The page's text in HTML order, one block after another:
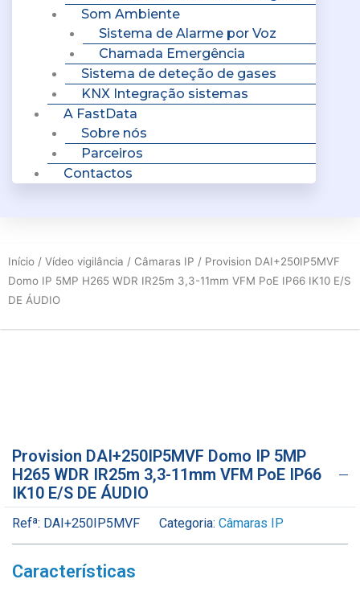
Som Ambiente
Sistema de Alarme por Voz
Chamada Emergência
Sistema de deteção de gases
KNX Integração sistemas
A FastData
Sobre nós
Parceiros
Contactos
Início / Vídeo vigilância / Câmaras IP / Provision DAI+250IP5MVF
Domo IP 5MP H265 WDR IR25m 3,3-11mm VFM PoE IP66 IK10 E/S
DE ÁUDIO
Provision DAI+250IP5MVF Domo IP 5MP
H265 WDR IR25m 3,3-11mm VFM PoE IP66
IK10 E/S DE ÁUDIO
Refª: DAI+250IP5MVF Categoria: Câmaras IP
Características